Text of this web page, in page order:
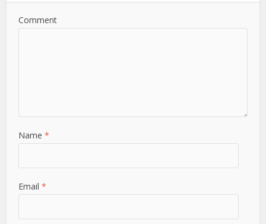
Comment
Name *
Email *